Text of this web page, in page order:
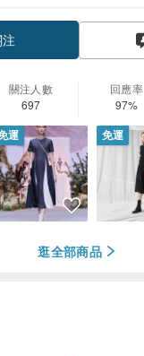
關注人數
697
回應率
97%
運 免運
逛全部商品